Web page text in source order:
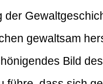
gewaltsam
Bild